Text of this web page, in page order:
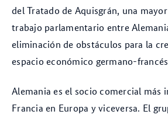
del Tratado de Aquisgrán, una
trabajo parlamentario entre
eliminación de obstáculos para la
espacio económico germano-
Alemania es el socio comercial más
Francia en Europa y viceversa. El